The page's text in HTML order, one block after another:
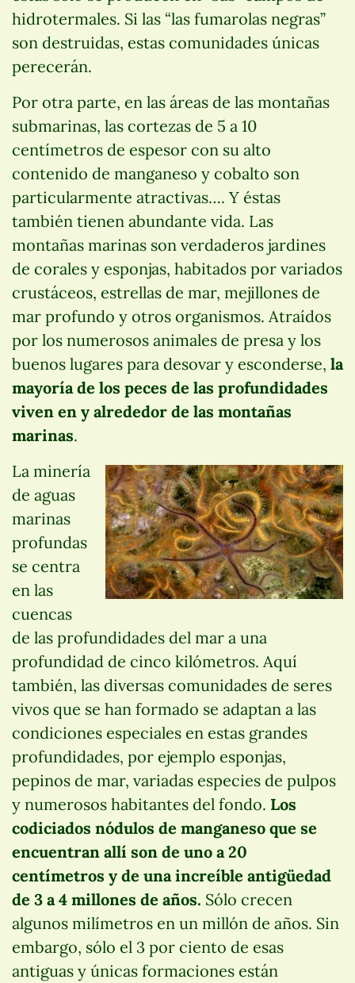
hidrotermales. Si las “las fumarolas negras”
son destruidas, estas comunidades únicas
perecerán.
Por otra parte, en las áreas de las montañas
submarinas, las cortezas de 5 a 10
centímetros de espesor con su alto
contenido de manganeso y cobalto son
particularmente atractivas…. Y éstas
también tienen abundante vida. Las
montañas marinas son verdaderos jardines
de corales y esponjas, habitados por variados
crustáceos, estrellas de mar, mejillones de
mar profundo y otros organismos. Atraídos
por los numerosos animales de presa y los
buenos lugares para desovar y esconderse, la
mayoría de los peces de las profundidades
viven en y alrededor de las montañas
marinas.
La minería
de aguas
marinas
profundas
se centra
en las
cuencas
de las profundidades del mar a una
profundidad de cinco kilómetros. Aquí
también, las diversas comunidades de seres
vivos que se han formado se adaptan a las
condiciones especiales en estas grandes
profundidades, por ejemplo esponjas,
pepinos de mar, variadas especies de pulpos
y numerosos habitantes del fondo. Los
codiciados nódulos de manganeso que se
encuentran allí son de uno a 20
centímetros y de una increíble antigüedad
de 3 a 4 millones de años. Sólo crecen
algunos milímetros en un millón de años. Sin
embargo, sólo el 3 por ciento de esas
antiguas y únicas formaciones están